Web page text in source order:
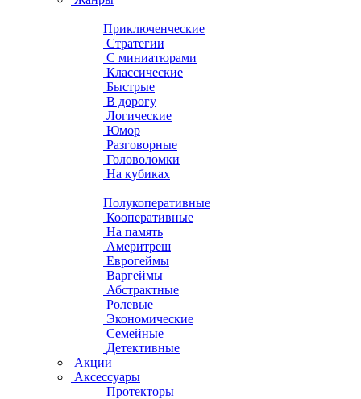
Приключенческие
Стратегии
С миниатюрами
Классические
Быстрые
В дорогу
Логические
Юмор
Разговорные
Головоломки
На кубиках
Полукоперативные
Кооперативные
На память
Америтреш
Еврогеймы
Варгеймы
Абстрактные
Ролевые
Экономические
Семейные
Детективные
Акции
Аксессуары
Протекторы